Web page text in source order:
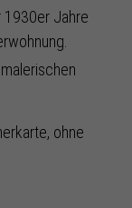
1930er Jahre
ohne